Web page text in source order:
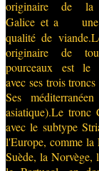
originaire de la
Galice et a
qualité de
originaire de
pourceaux est le
avec ses trois
Ses
asiatique).Le tronc
avec le subtype
l'Europe, comme la
Suède, la